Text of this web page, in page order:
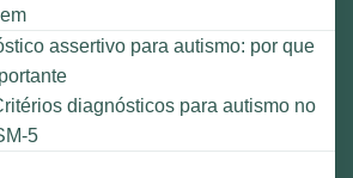
assertivo para autismo: por que
diagnósticos para autismo no
5